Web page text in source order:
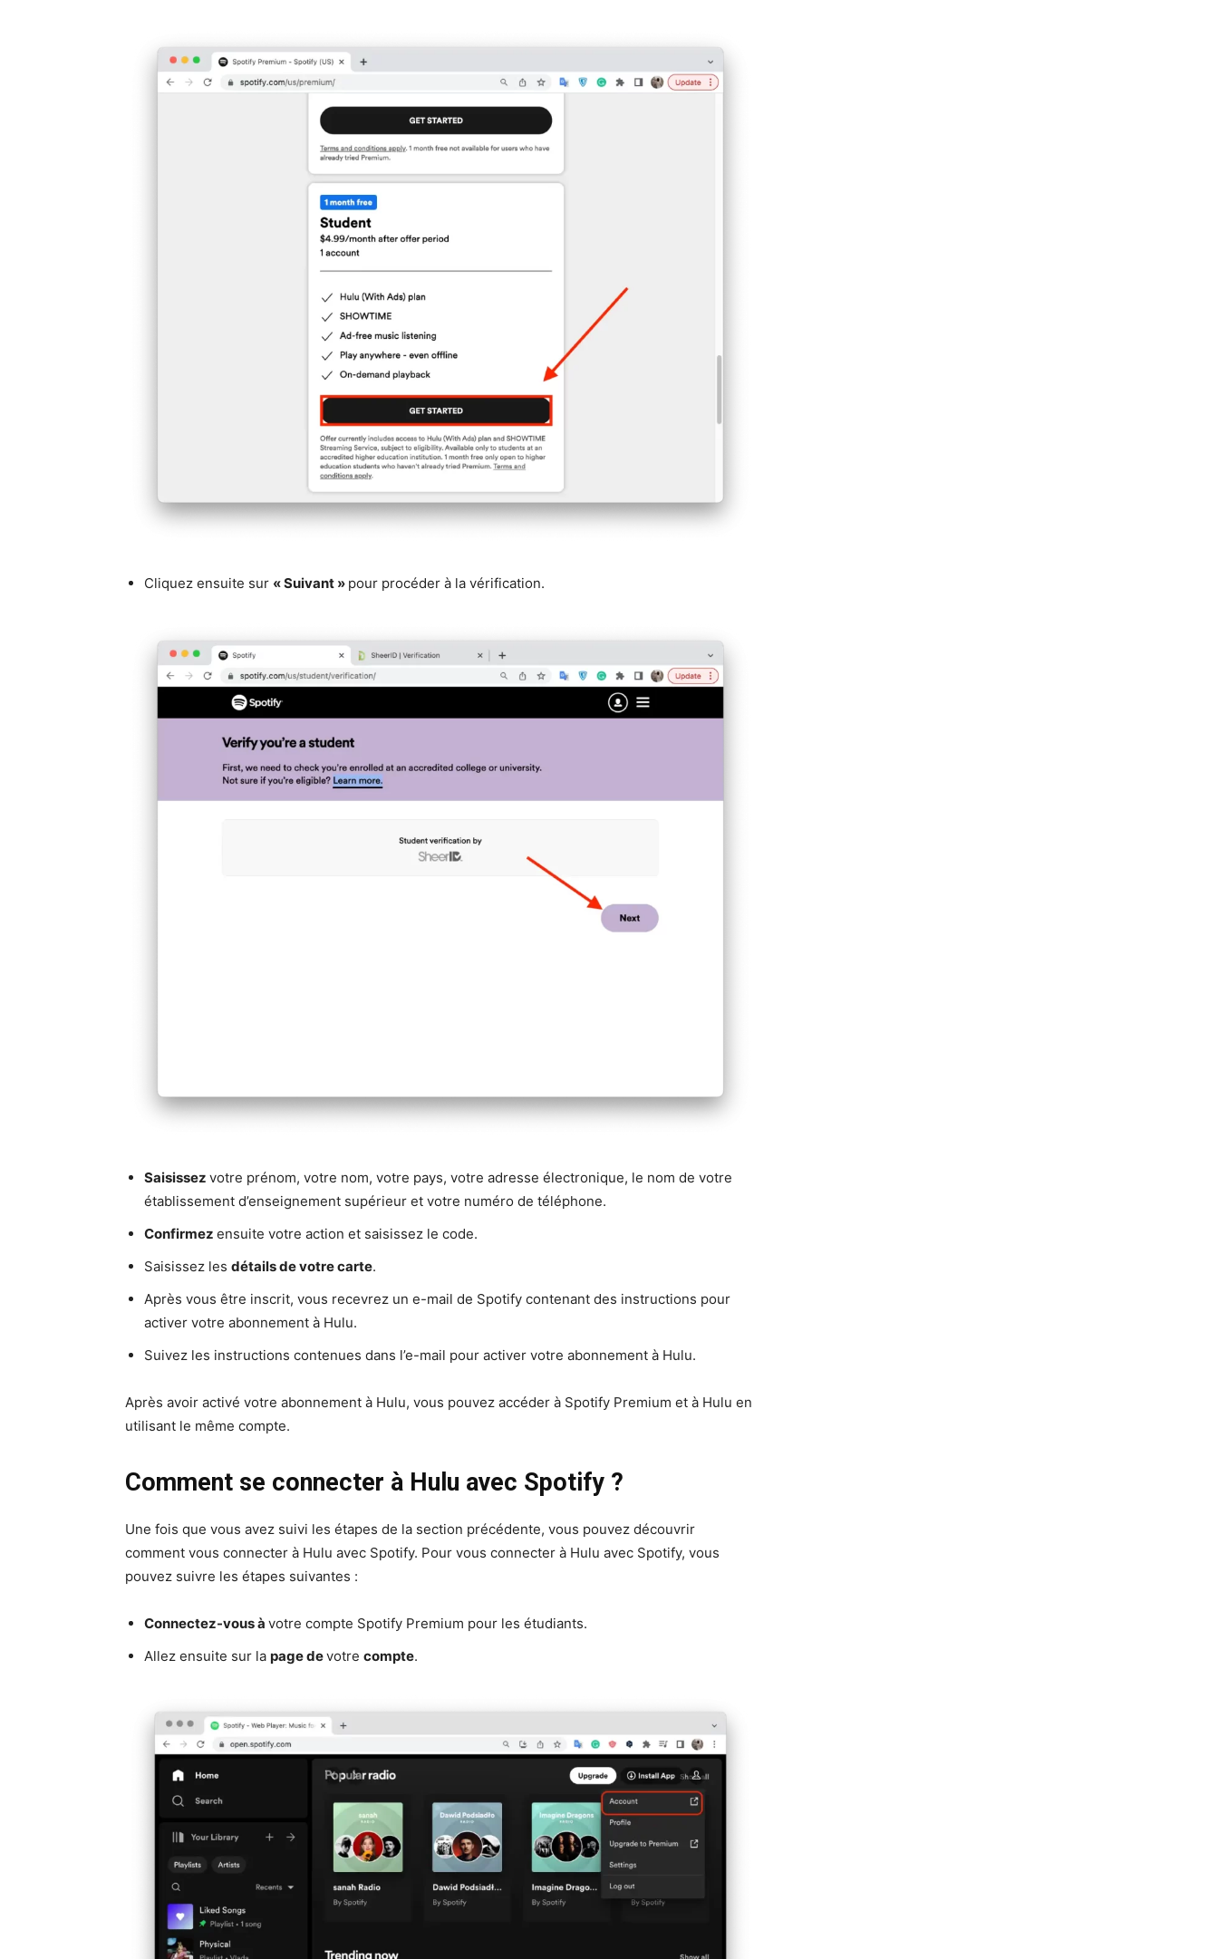
Cliquez ensuite sur « Suivant » pour procéder à la vérification.
Saisissez votre prénom, votre nom, votre pays, votre adresse électronique, le nom de votre
établissement d’enseignement supérieur et votre numéro de téléphone.
Confirmez ensuite votre action et saisissez le code.
Saisissez les détails de votre carte.
Après vous être inscrit, vous recevrez un e-mail de Spotify contenant des instructions pour
activer votre abonnement à Hulu.
Suivez les instructions contenues dans l’e-mail pour activer votre abonnement à Hulu.
Après avoir activé votre abonnement à Hulu, vous pouvez accéder à Spotify Premium et à Hulu en
utilisant le même compte.
Comment se connecter à Hulu avec Spotify ?
Une fois que vous avez suivi les étapes de la section précédente, vous pouvez découvrir
comment vous connecter à Hulu avec Spotify. Pour vous connecter à Hulu avec Spotify, vous
pouvez suivre les étapes suivantes :
Connectez-vous à votre compte Spotify Premium pour les étudiants.
Allez ensuite sur la page devotre compte.